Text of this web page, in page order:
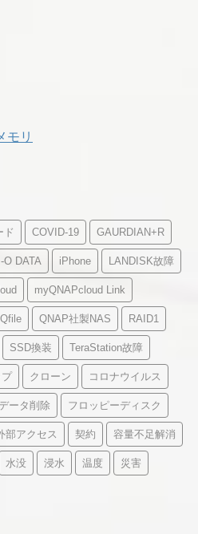
モリ
ド COVID-19 GAURDIAN+R
I-O DATA iPhone LANDISK故障
myQNAPcloud Link
Qfile QNAP社製NAS RAID1
SSD換装 TeraStation故障
クローン コロナウイルス
データ削除 フロッピーディスク
部アクセス 契約 容量不足解消
水没 浸水 温度 災害